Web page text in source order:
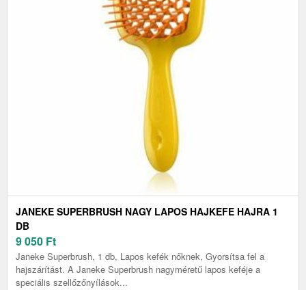
JANEKE SUPERBRUSH NAGY LAPOS HAJKEFE HAJRA 1
DB
9 050 Ft
Janeke Superbrush, 1 db, Lapos kefék nőknek, Gyorsítsa fel a
hajszárítást. A Janeke Superbrush nagyméretű lapos keféje a
speciális szellőzőnyílások...